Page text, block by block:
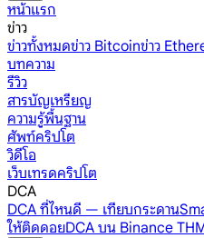
หน้าแรก
ข่าว
ข่าวทั้งหมดข่าว Bitcoinข่าว
บทความ
รีวิว
สารบัญเหรียญ
ความรู้พื้นฐาน
ศัพท์คริปโต
วิดีโอ
เว็บเทรดคริปโต
DCA
DCA ที่ไหนดี — เทียบกระดาน
ให้ติดดอยDCA บน Binance TH